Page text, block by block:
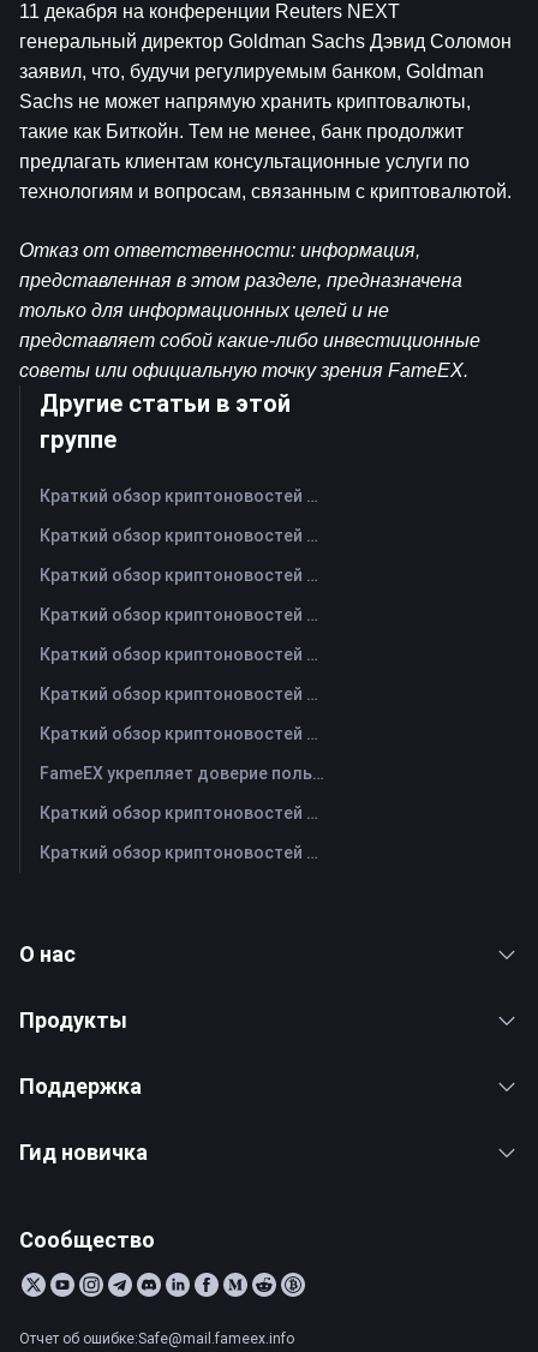
11 декабря на конференции Reuters NEXT
генеральный директор Goldman Sachs Дэвид Соломон
заявил, что, будучи регулируемым банком, Goldman
Sachs не может напрямую хранить криптовалюты,
такие как Биткойн. Тем не менее, банк продолжит
предлагать клиентам консультационные услуги по
технологиям и вопросам, связанным с криптовалютой.
Отказ от ответственности: информация,
представленная в этом разделе, предназначена
только для информационных целей и не
представляет собой какие-либо инвестиционные
советы или официальную точку зрения FameEX.
Другие статьи в этой
группе
Краткий обзор криптоновостей FameEX за сегодня | 6 августа 2026 г
Краткий обзор криптоновостей FameEX за сегодня | 5 августа 2026 г
Краткий обзор криптоновостей FameEX за сегодня | 4 августа 2026 г
Краткий обзор криптоновостей FameEX за сегодня | 3 августа 2026 г
Краткий обзор криптоновостей FameEX за сегодня | 31 июля 2026 г
Краткий обзор криптоновостей FameEX за сегодня | 30 июля 2026 г
Краткий обзор криптоновостей FameEX за сегодня | 29 июля 2026 г
FameEX укрепляет доверие пользователей благодаря восьми годам стабильной работы и глобальному росту
Краткий обзор криптоновостей FameEX за сегодня | 28 июля 2026 г
Краткий обзор криптоновостей FameEX за сегодня | 27 июля 2026 г
О нас
Продукты
Поддержка
Гид новичка
Сообщество
Отчет об ошибке:Safe@mail.fameex.info